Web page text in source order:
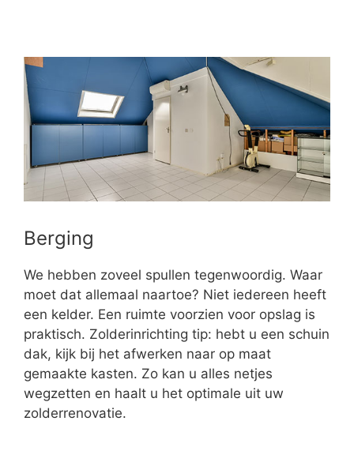
Berging
We hebben zoveel spullen tegenwoordig. Waar
moet dat allemaal naartoe? Niet iedereen heeft
een kelder. Een ruimte voorzien voor opslag is
praktisch. Zolderinrichting tip: hebt u een schuin
dak, kijk bij het afwerken naar op maat
gemaakte kasten. Zo kan u alles netjes
wegzetten en haalt u het optimale uit uw
zolderrenovatie.